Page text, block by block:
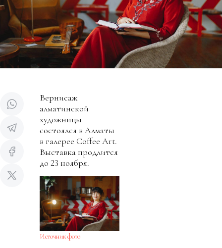
Вернисаж
алматинской
художницы
состоялся в Алматы
в галерее Coffee Art.
Выставка продлится
до 23 ноября.
Источник фото